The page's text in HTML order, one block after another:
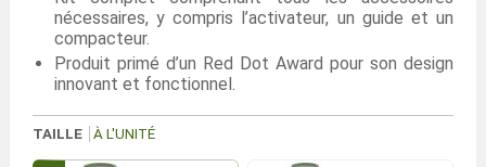
nécessaires, y compris l’activateur, un guide et un
compacteur.
Produit primé d’un Red Dot Award pour son design
innovant et fonctionnel.
TAILLE À L'UNITÉ